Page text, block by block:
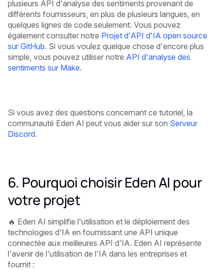
plusieurs API d'analyse des sentiments provenant de
différents fournisseurs, en plus de plusieurs langues, en
quelques lignes de code seulement. Vous pouvez
également consulter notre Projet d'API d'IA open source
sur GitHub. Si vous voulez quelque chose d'encore plus
simple, vous pouvez utiliser notre API d'analyse des
sentiments sur Make.
Si vous avez des questions concernant ce tutoriel, la
communauté Eden AI peut vous aider sur son Serveur
Discord.
6. Pourquoi choisir Eden AI pour
votre projet
🔥 Eden AI simplifie l'utilisation et le déploiement des
technologies d'IA en fournissant une API unique
connectée aux meilleures API d'IA. Eden AI représente
l'avenir de l'utilisation de l'IA dans les entreprises et
fournit :